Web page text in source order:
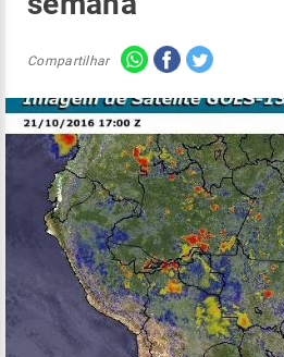
Compartilhar